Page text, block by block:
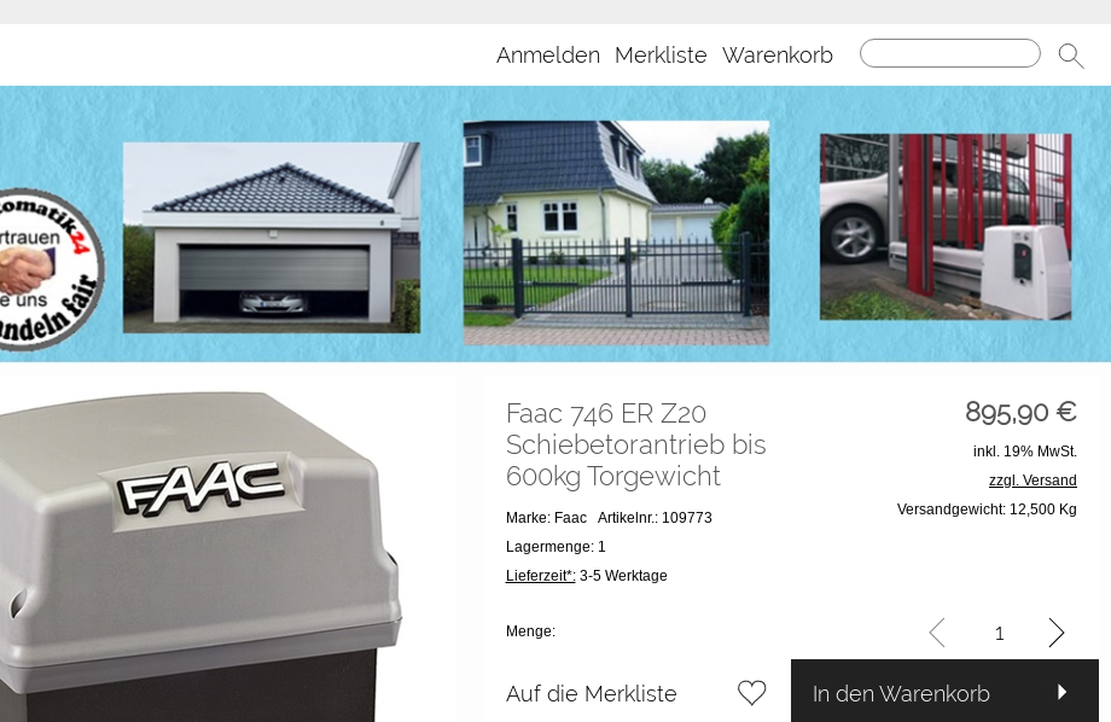
Anmelden Merkliste Warenkorb
895,90 €
Faac 746 ER Z20
Schiebetorantrieb bis
600kg Torgewicht
Marke: Faac Artikelnr.: 109773
Lagermenge: 1
Lieferzeit*:3-5 Werktage
inkl. 19% MwSt.
zzgl. Versand
Versandgewicht: 12,500 Kg
Menge:
Auf die Merkliste In den Warenkorb